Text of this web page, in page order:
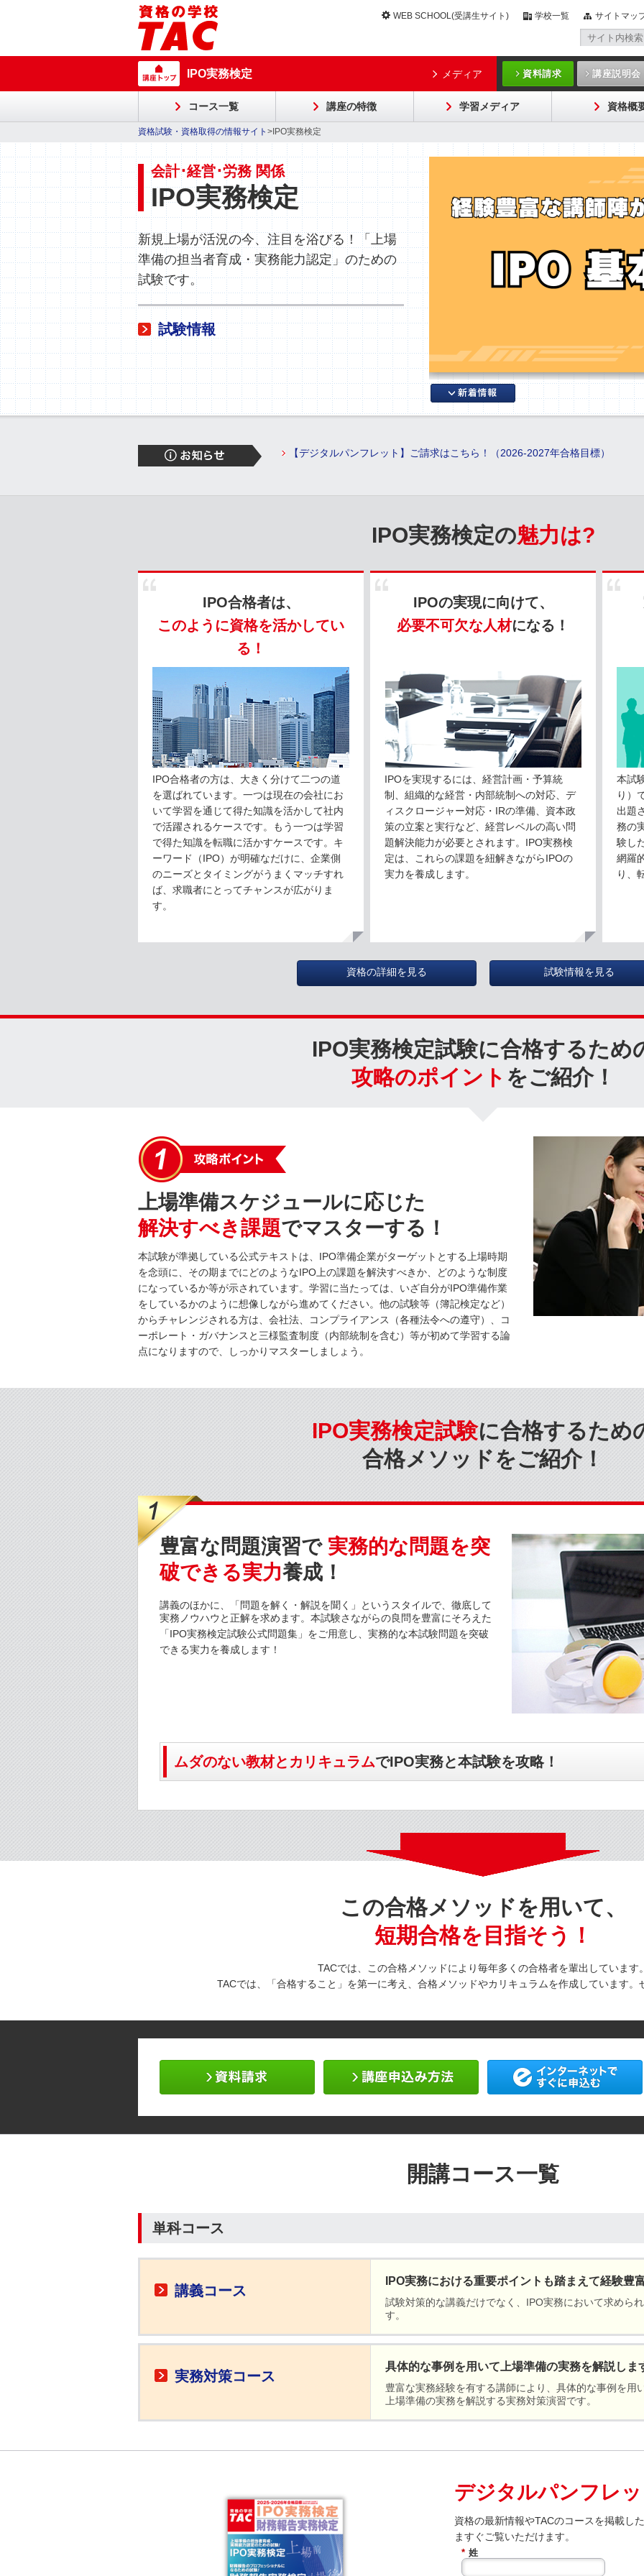
WEB SCHOOL(受講生サイト) 学校一覧 サイトマッ
IPO実務検定 メディア 資料請求 講座説明会
コース一覧 講座の特徴 学習メディア 資格概
資格試験・資格取得の情報サイト >IPO実務検定
会計･経営･労務 関係
IPO実務検定
新規上場が活況の今、注目を浴びる！「上場
準備の担当者育成・実務能力認定」のための
試験です。
試験情報
【デジタルパンフレット】ご請求はこちら！（2026-2027年合格目標）
IPO実務検定の魅力は?
IPO合格者は、
このように資格を活かしてい
る！
IPO合格者の方は、大きく分けて二つの道
を選ばれています。一つは現在の会社にお
いて学習を通じて得た知識を活かして社内
で活躍されるケースです。もう一つは学習
で得た知識を転職に活かすケースです。キ
ーワード（IPO）が明確なだけに、企業側
のニーズとタイミングがうまくマッチすれ
ば、求職者にとってチャンスが広がりま
す。
IPOの実現に向けて、
必要不可欠な人材になる！
IPOを実現するには、経営計画・予算統
制、組織的な経営・内部統制への対応、デ
ィスクロージャー対応・IRの準備、資本政
策の立案と実行など、経営レベルの高い問
題解決能力が必要とされます。IPO実務検
定は、これらの課題を紐解きながらIPOの
実力を養成します。
本試
り）
出題
務の
験し
網羅
り、
資格の詳細を見る 試験情報を見る
IPO実務検定試験に合格するため
攻略のポイント をご紹介！
上場準備スケジュールに応じた
解決すべき課題でマスターする！
本試験が準拠している公式テキストは、IPO準備企業がターゲットとする上場時期
を念頭に、その期までにどのようなIPO上の課題を解決すべきか、どのような制度
になっているか等が示されています。学習に当たっては、いざ自分がIPO準備作業
をしているかのように想像しながら進めてください。他の試験等（簿記検定など）
からチャレンジされる方は、会社法、コンプライアンス（各種法令への遵守）、コ
ーポレート・ガバナンスと三様監査制度（内部統制を含む）等が初めて学習する論
点になりますので、しっかりマスターしましょう。
IPO実務検定試験に合格するため
合格メソッドをご紹介！
豊富な問題演習で 実務的な問題を突
破できる実力養成！
講義のほかに、「問題を解く・解説を聞く」というスタイルで、徹底して
実務ノウハウと正解を求めます。本試験さながらの良問を豊富にそろえた
「IPO実務検定試験公式問題集」 をご用意し、実務的な本試験問題を突破
できる実力を養成します！
ムダのない教材とカリキュラムでIPO実務と本試験を攻略！
この合格メソッドを用いて、
短期合格を目指そう！
TACでは、この合格メソッドにより毎年多くの合格者を輩出しています
TACでは、「合格すること」を第一に考え、合格メソッドやカリキュラムを作成しています。
申し込み方法
開講コース一覧
単科コース
講義コース
IPO実務における重要ポイントも踏まえて経験豊
試験対策的な講義だけでなく、IPO実務において求めら
す。
実務対策コース
具体的な事例を用いて上場準備の実務を解説しま
豊富な実務経験を有する講師により、具体的な事例を用
上場準備の実務を解説する実務対策演習です。
デジタルパンフレ
資格の最新情報やTACのコースを掲載し
ますぐご覧いただけます。
* 姓